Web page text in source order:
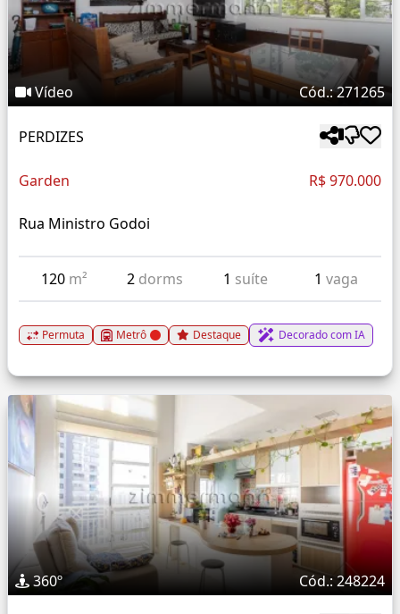
Vídeo Cód.: 271265
PERDIZES
Garden R$ 970.000
Rua Ministro Godoi
120 m² 2 dorms 1 suíte 1 vaga
Permuta Metrô Destaque Decorado com IA
360º Cód.: 248224